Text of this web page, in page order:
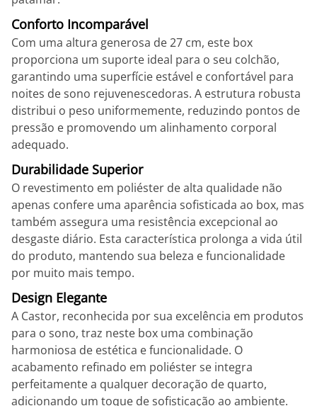
Conforto Incomparável
Com uma altura generosa de 27 cm, este box
proporciona um suporte ideal para o seu colchão,
garantindo uma superfície estável e confortável para
noites de sono rejuvenescedoras. A estrutura robusta
distribui o peso uniformemente, reduzindo pontos de
pressão e promovendo um alinhamento corporal
adequado.
Durabilidade Superior
O revestimento em poliéster de alta qualidade não
apenas confere uma aparência sofisticada ao box, mas
também assegura uma resistência excepcional ao
desgaste diário. Esta característica prolonga a vida útil
do produto, mantendo sua beleza e funcionalidade
por muito mais tempo.
Design Elegante
A Castor, reconhecida por sua excelência em produtos
para o sono, traz neste box uma combinação
harmoniosa de estética e funcionalidade. O
acabamento refinado em poliéster se integra
perfeitamente a qualquer decoração de quarto,
adicionando um toque de sofisticação ao ambiente.